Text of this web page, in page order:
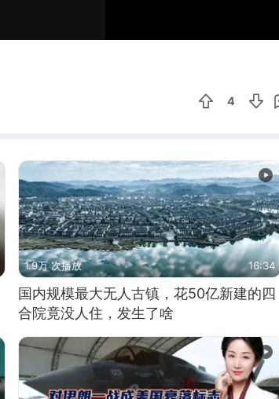
4
1.9万 次播放 16:34
国内规模最大无人古镇，花50亿新建的四
合院竟没人住，发生了啥